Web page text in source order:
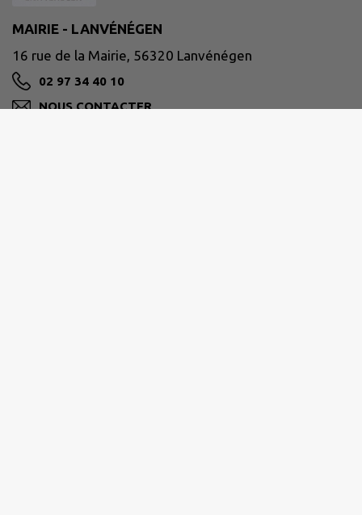
MAIRIE - LANVÉNÉGEN
16 rue de la Mairie, 56320 Lanvénégen
02 97 34 40 10
NOUS CONTACTER